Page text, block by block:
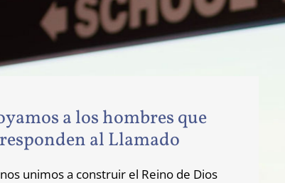
a los hombres que
responden al Llamado
unimos a construir el Reino de Dios